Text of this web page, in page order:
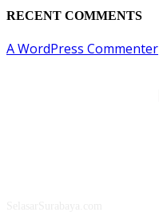
RECENT COMMENTS
A WordPress Commenter